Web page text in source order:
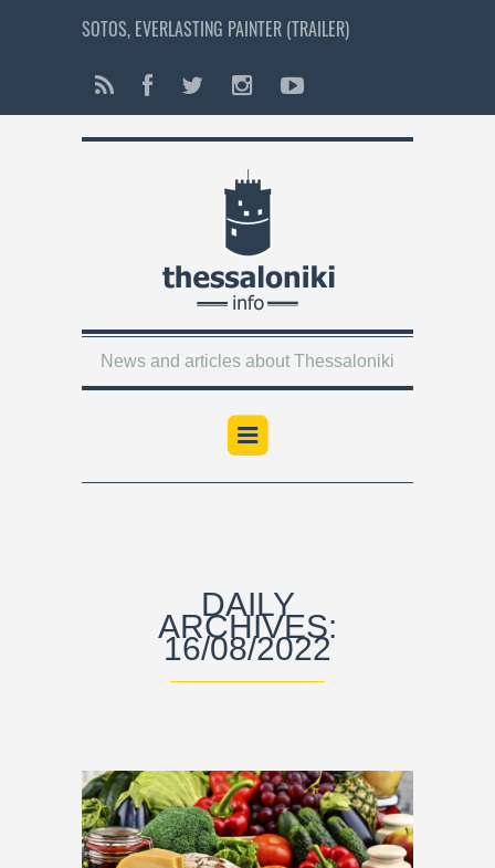
SOTOS, EVERLASTING PAINTER (TRAILER)
News and articles about Thessaloniki
DAILY
ARCHIVES:
16/08/2022